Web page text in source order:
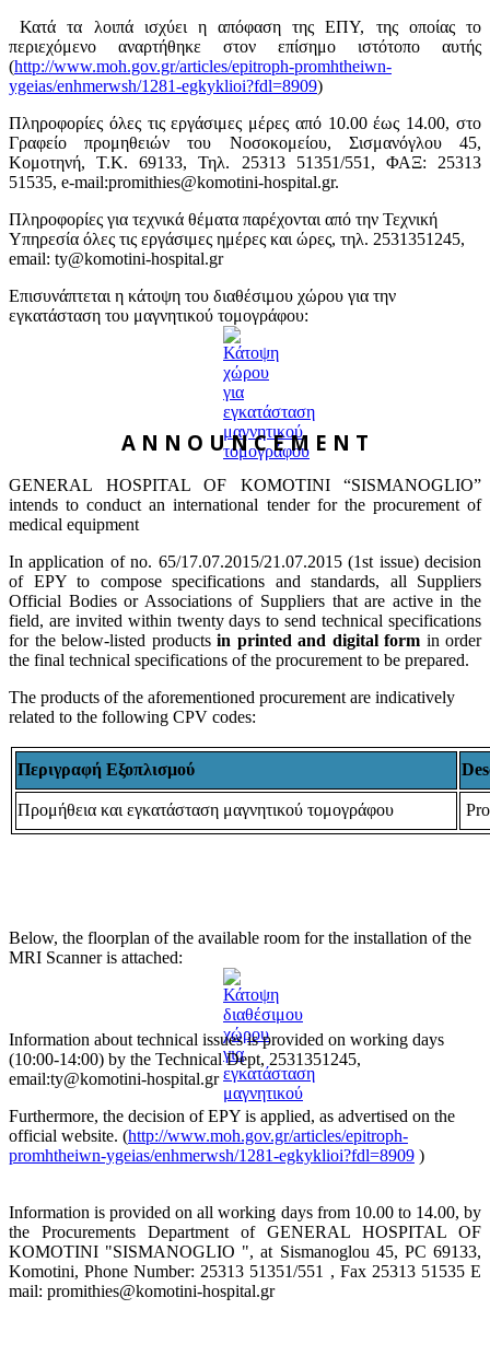
Κατά τα λοιπά ισχύει η απόφαση της ΕΠΥ, της οποίας το
περιεχόμενο αναρτήθηκε στον επίσημο ιστότοπο αυτής
(http://www.moh.gov.gr/articles/epitroph-promhtheiwn-
ygeias/enhmerwsh/1281-egkyklioi?fdl=8909)
Πληροφορίες όλες τις εργάσιμες μέρες από 10.00 έως 14.00, στο
Γραφείο προμηθειών του Νοσοκομείου, Σισμανόγλου 45,
Κομοτηνή, Τ.Κ. 69133, Τηλ. 25313 51351/551, ΦΑΞ: 25313
51535, e-mail:promithies@komotini-hospital.gr.
Πληροφορίες για τεχνικά θέματα παρέχονται από την Τεχνική
Υπηρεσία όλες τις εργάσιμες ημέρες και ώρες, τηλ. 2531351245,
email: ty@komotini-hospital.gr
Επισυνάπτεται η κάτοψη του διαθέσιμου χώρου για την
εγκατάσταση του μαγνητικού τομογράφου:
A N N O U N C E M E N T
GENERAL HOSPITAL OF KOMOTINI “SISMANOGLIO”
intends to conduct an international tender for the procurement of
medical equipment
In application of no. 65/17.07.2015/21.07.2015 (1st issue) decision
of EPY to compose specifications and standards, all Suppliers
Official Bodies or Associations of Suppliers that are active in the
field, are invited within twenty days to send technical specifications
for the below-listed products in printed and digital form in order
the final technical specifications of the procurement to be prepared.
The products of the aforementioned procurement are indicatively
related to the following CPV codes:
Περιγραφή Εξοπλισμού
Προμήθεια και εγκατάσταση μαγνητικού τομογράφου
Below, the floorplan of the available room for the installation of the
MRI Scanneris attached:
Information about technical issues is provided on working days
(10:00-14:00) by the Technical Dept, 2531351245,
email:ty@komotini-hospital.gr
Furthermore, the decision of EPY is applied, as advertised on the
official website. (http://www.moh.gov.gr/articles/epitroph-
promhtheiwn-ygeias/enhmerwsh/1281-egkyklioi?fdl=8909 )
Information is provided on all working days from 10.00 to 14.00, by
the Procurements Department of GENERAL HOSPITAL OF
KOMOTINI "SISMANOGLIO ", at Sismanoglou 45, PC 69133,
Komotini, Phone Number: 25313 51351/551 , Fax 25313 51535 E
mail: promithies@komotini-hospital.gr